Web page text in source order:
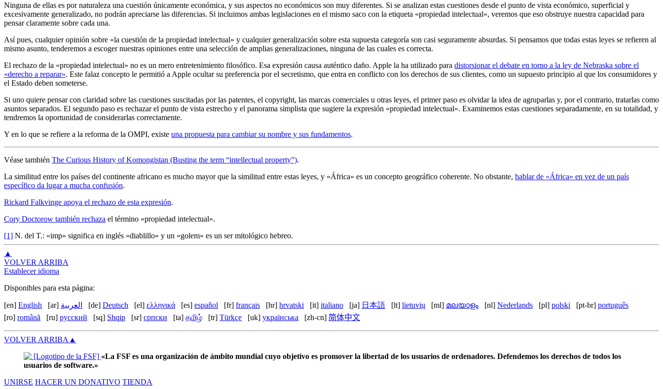
Ninguna de ellas es por naturaleza una cuestión únicamente económica, y sus aspectos no económicos son muy diferentes. Si se analizan estas cuestiones desde el punto de vista económico, superficial y
excesivamente generalizado, no podrán apreciarse las diferencias. Si incluimos ambas legislaciones en el mismo saco con la etiqueta «propiedad intelectual», veremos que eso obstruye nuestra capacidad para
pensar claramente sobre cada una.
Así pues, cualquier opinión sobre «la cuestión de la propiedad intelectual» y cualquier generalización sobre esta supuesta categoría son casi seguramente absurdas. Si pensamos que todas estas leyes se refieren al
mismo asunto, tenderemos a escoger nuestras opiniones entre una selección de amplias generalizaciones, ninguna de las cuales es correcta.
El rechazo de la «propiedad intelectual» no es un mero entretenimiento filosófico. Esa expresión causa auténtico daño. Apple la ha utilizado para distorsionar el debate en torno a la ley de Nebraska sobre el
«derecho a reparar». Este falaz concepto le permitió a Apple ocultar su preferencia por el secretismo, que entra en conflicto con los derechos de sus clientes, como un supuesto principio al que los consumidores y
el Estado deben someterse.
Si uno quiere pensar con claridad sobre las cuestiones suscitadas por las patentes, el copyright, las marcas comerciales u otras leyes, el primer paso es olvidar la idea de agruparlas y, por el contrario, tratarlas como
asuntos separados. El segundo paso es rechazar el punto de vista estrecho y el panorama simplista que sugiere la expresión «propiedad intelectual». Examinemos estas cuestiones separadamente, en su totalidad, y
tendremos la oportunidad de considerarlas correctamente.
Y en lo que se refiere a la reforma de la OMPI, existe una propuesta para cambiar su nombre y sus fundamentos.
Véase también The Curious History of Komongistan (Busting the term “intellectual property”).
La similitud entre los países del continente africano es mucho mayor que la similitud entre estas leyes, y «África» es un concepto geográfico coherente. No obstante, hablar de «África» en vez de un país
específico da lugar a mucha confusión.
Rickard Falkvinge apoya el rechazo de esta expresión.
Cory Doctorow también rechaza el término «propiedad intelectual».
[1] N. del T.: «imp» significa en inglés «diablillo» y un «golem» es un ser mitológico hebreo.
▲
VOLVER ARRIBA
Establecer idioma
Disponibles para esta página:
[en] English [ar] العربية [de] Deutsch [el] ελληνικά [es] español [fr] français [hr] hrvatski [it] italiano [ja] 日本語 [lt] lietuvių [ml] മലയാളം [nl] Nederlands [pl] polski [pt-br] português
[ro] română [ru] русский [sq] Shqip [sr] српски [ta] தமிழ் [tr] Türkçe [uk] українська [zh-cn] 简体中文
VOLVER ARRIBA ▲
«La FSF es una organización de ámbito mundial cuyo objetivo es promover la libertad de los usuarios de ordenadores. Defendemos los derechos de todos los
usuarios de software.»
UNIRSE HACER UN DONATIVO TIENDA